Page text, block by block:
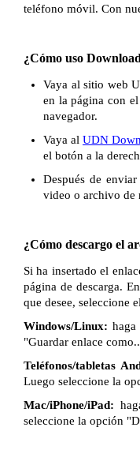
teléfono móvil. Con
¿Cómo uso
Vaya al sitio web
en la página con
navegador.
Vaya al UDN
el botón a la
Después de
video o archivo de
¿Cómo descargo el
Si ha insertado el
página de descarga.
que desee, seleccione
Windows/Linux:
"Guardar enlace
Teléfonos/tabletas
Luego seleccione la
Mac/iPhone/iPad:
seleccione la opción